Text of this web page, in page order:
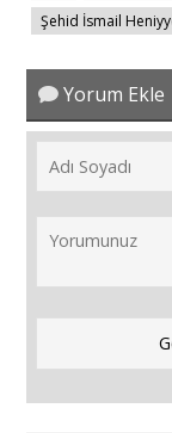
Şehid İsmail
Yorum Ekle